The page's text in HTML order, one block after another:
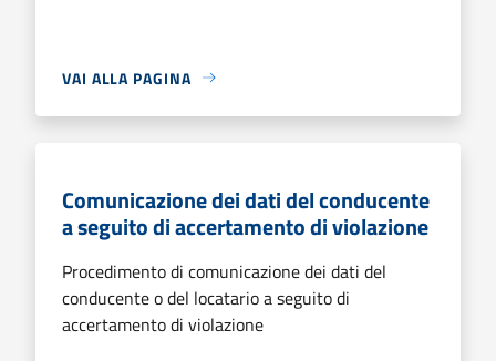
VAI ALLA PAGINA
Comunicazione dei dati del conducente
a seguito di accertamento di violazione
Procedimento di comunicazione dei dati del
conducente o del locatario a seguito di
accertamento di violazione